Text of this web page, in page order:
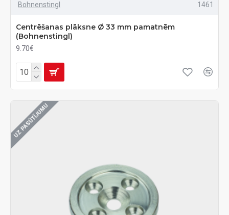
Bohnenstingl 1461
Centrēšanas plāksne Ø 33 mm pamatnēm
(Bohnenstingl)
9.70€
UZ PASŪTĪJUMU